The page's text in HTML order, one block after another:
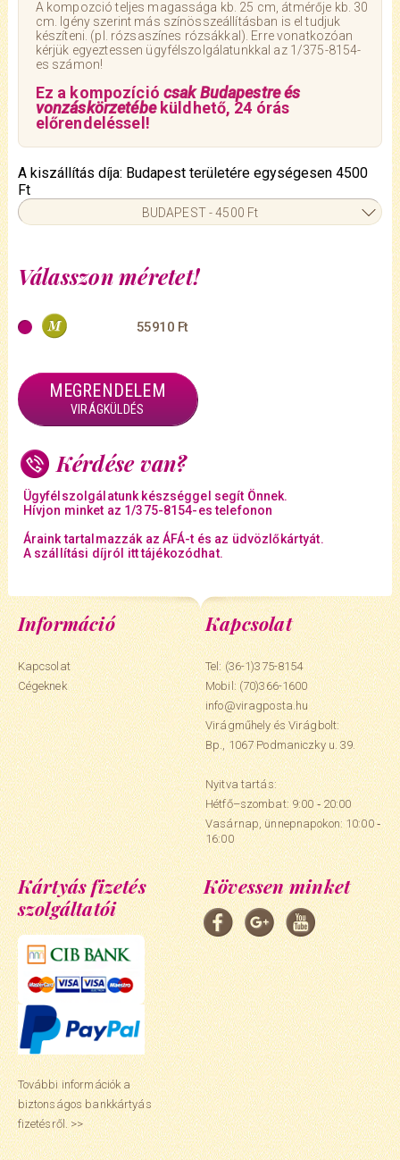
A kompozció teljes magassága kb. 25 cm, átmérője kb. 30
cm. Igény szerint más színösszeállításban is el tudjuk
készíteni. (pl. rózsaszínes rózsákkal). Erre vonatkozóan
kérjük egyeztessen ügyfélszolgálatunkkal az 1/375-8154-
es számon!
Ez a kompozíció csak Budapestre és
vonzáskörzetébeküldhető, 24 órás
előrendeléssel!
Válasszon méretet!
55910 Ft
MEGRENDELEM
VIRÁGKÜLDÉS
A kiszállítás díja: Budapest területére egységesen 4500
Ft
BUDAPEST - 4500 Ft
Kérdése van?
Ügyfélszolgálatunk készséggel segít Önnek.
Hívjon minket az 1/375-8154-es telefonon
Áraink tartalmazzák az ÁFÁ-t és az üdvözlőkártyát.
A szállítási díjról itt tájékozódhat.
Információ
Kapcsolat
Cégeknek
Kapcsolat
Tel: (36-1)375-8154
Mobil:(70)366-1600
info@viragposta.hu
Virágműhely és Virágbolt:
Bp., 1067 Podmaniczky u. 39.
Nyitva tartás:
Hétfő–szombat: 9:00 ‑ 20:00
Vasárnap, ünnepnapokon: 10:00 ‑
16:00
Kártyás fizetés
szolgáltatói
További információk a
biztonságos bankkártyás
fizetésről. >>
Kövessen minket